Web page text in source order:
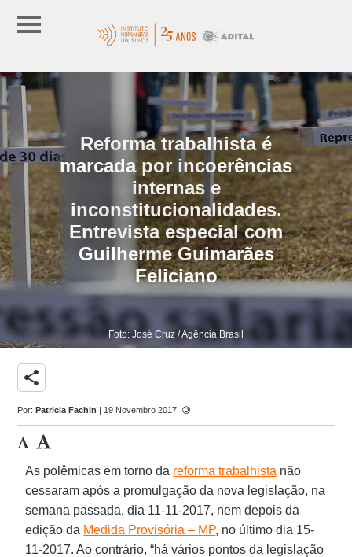
Reforma trabalhista é
marcada por incoerências
internas e
inconstitucionalidades.
Entrevista especial com
Guilherme Guimarães
Feliciano
Foto: José Cruz / Agência Brasil
share
Por:Patricia Fachin | 19 Novembro 2017
As polêmicas em torno da reforma trabalhista não
cessaram após a promulgação da nova legislação, na
semana passada, dia 11-11-2017, nem depois da
edição da Medida Provisória – MP, no último dia 15-
11-2017. Ao contrário, “há vários pontos da legislação